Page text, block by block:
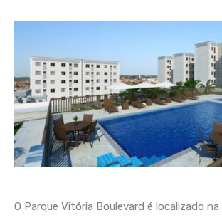
O Parque Vitória Boulevard é localizado na